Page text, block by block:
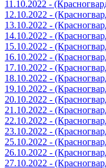
11.10.2022 -
12.10.2022 -
13.10.2022 -
14.10.2022 -
15.10.2022 -
16.10.2022 -
17.10.2022 -
18.10.2022 -
19.10.2022 -
20.10.2022 -
21.10.2022 -
22.10.2022 -
23.10.2022 -
25.10.2022 -
26.10.2022 -
27.10.2022 -